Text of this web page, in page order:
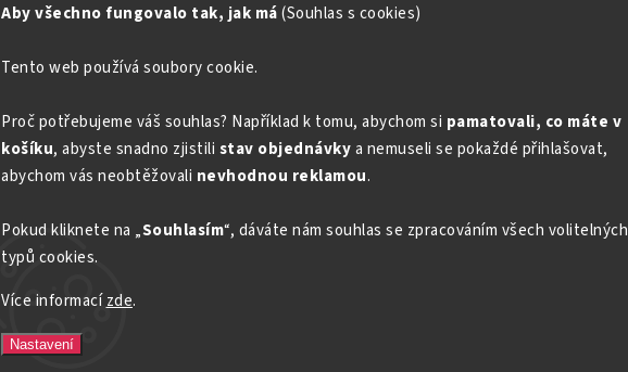
Aby všechno fungovalo tak, jak má(Souhlas s cookies)
Tento web používá soubory cookie.
Proč potřebujeme váš souhlas? Například k tomu, abychom si pamatovali, co máte v
košíku, abyste snadno zjistili stav objednávkya nemuseli se pokaždé přihlašovat,
abychom vás neobtěžovali nevhodnou reklamou.
Pokud kliknete na „Souhlasím“, dáváte nám souhlas se zpracováním všech volitelných
typů cookies.
Více informacízde.
Nastavení